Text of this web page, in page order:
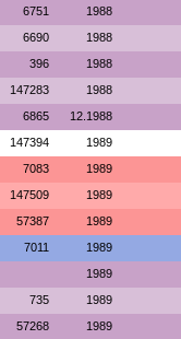
6751 1988
6690 1988
396 1988
147283 1988
6865 12.1988
147394 1989
7083 1989
147509 1989
57387 1989
7011 1989
1989
735 1989
57268 1989